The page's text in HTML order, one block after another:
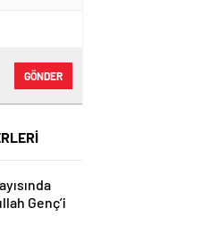
GÖNDER
Gençʼi
2025) –